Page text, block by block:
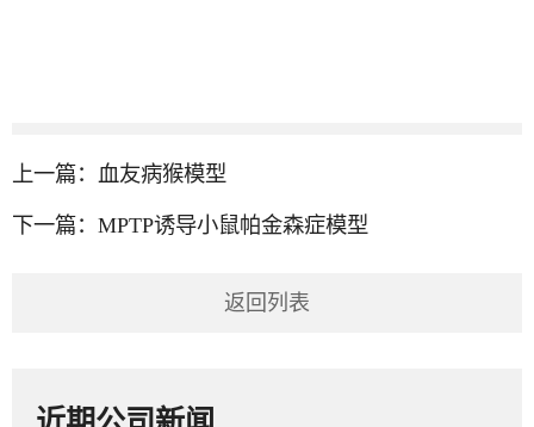
上一篇： 血友病猴模型
下一篇： MPTP诱导小鼠帕金森症模型
返回列表